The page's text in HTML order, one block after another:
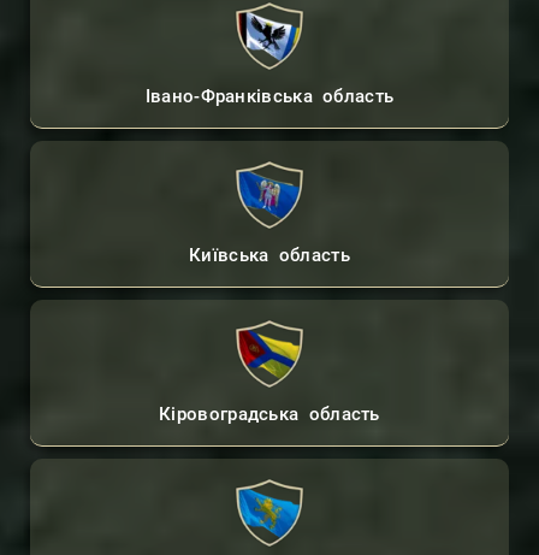
Івано-Франківська область
Київська область
Кіровоградська область